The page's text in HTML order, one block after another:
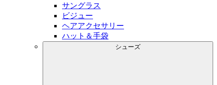
サングラス
ビジュー
ヘアアクセサリー
ハット＆手袋
シューズ